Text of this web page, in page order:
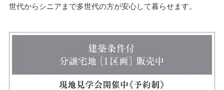
世代からシニアまで多世代の方が安心して暮らせます。